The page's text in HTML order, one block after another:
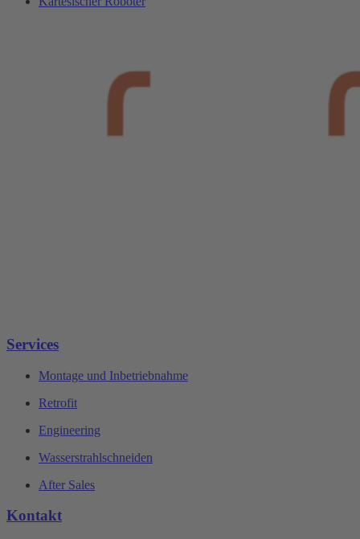
Services
Montage und Inbetriebnahme
Retrofit
Engineering
Wasserstrahlschneiden
After Sales
Kontakt